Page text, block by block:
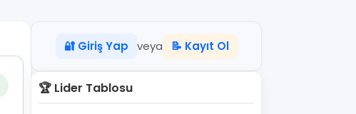
🔐 Giriş Yap veya 📝 Kayıt Ol
🏆 Lider Tablosu